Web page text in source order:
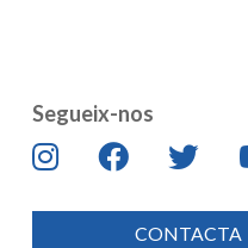
Segueix-nos
CONTACTA